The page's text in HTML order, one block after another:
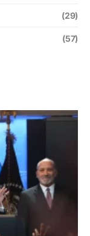
(29)
(57)